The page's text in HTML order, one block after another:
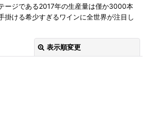
ージである2017年の生産量は僅か3000本
掛ける希少すぎるワインに全世界が注目し
表示順変更